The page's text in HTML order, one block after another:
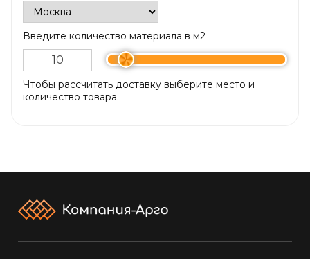
Введите количество материала в м2
Чтобы рассчитать доставку выберите место и
количество товара.